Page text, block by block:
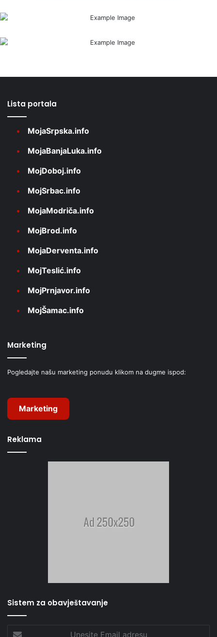
Lista portala
MojaSrpska.info
MojaBanjaLuka.info
MojDoboj.info
MojSrbac.info
MojaModriča.info
MojBrod.info
MojaDerventa.info
MojTeslić.info
MojPrnjavor.info
MojŠamac.info
Marketing
Pogledajte našu marketing ponudu klikom na dugme ispod:
Marketing
Reklama
Sistem za obavještavanje